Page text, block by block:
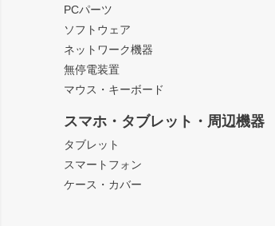
PCパーツ
ソフトウェア
ネットワーク機器
無停電装置
マウス・キーボード
スマホ・タブレット・周辺機器
タブレット
スマートフォン
ケース・カバー